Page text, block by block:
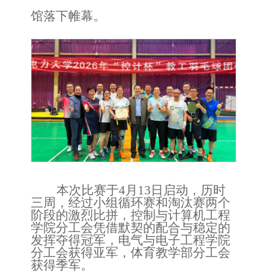
馆落下帷幕。
本次比赛于4月13日启动，历时
三周，经过小组循环赛和淘汰赛两个
阶段的激烈比拼，控制与计算机工程
学院分工会凭借默契的配合与稳定的
发挥夺得冠军，电气与电子工程学院
分工会获得亚军，体育教学部分工会
获得季军。